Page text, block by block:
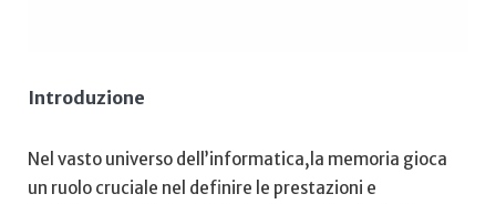
Introduzione
Nel vasto universo ⁣dell’informatica,la memoria gioca
un ruolo ‌cruciale nel definire le⁤ prestazioni e